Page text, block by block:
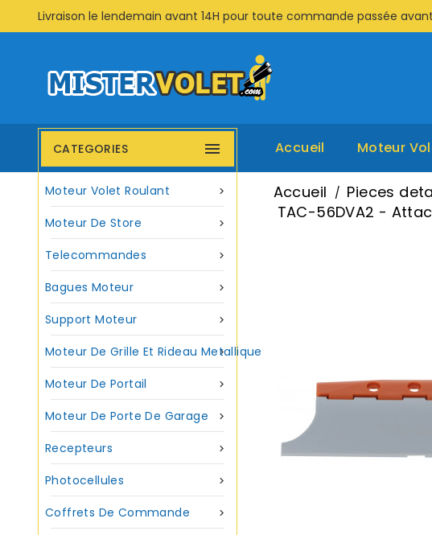
Livraison le lendemain avant 14H pour toute commande passée avant
Accueil Moteur
CATEGORIES 

Moteur Volet Roulant

Moteur De Store

Telecommandes

Bagues Moteur

Support Moteur

Moteur De Grille Et Rideau Metallique

Moteur De Portail

Moteur De Porte De Garage

Recepteurs

Photocellules

Coffrets De Commande
Accueil Pieces
TAC-56DVA2 -